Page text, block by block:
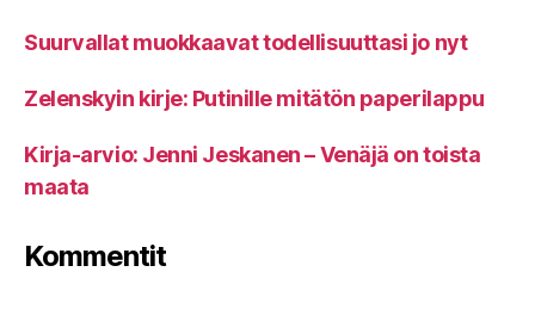
Suurvallat muokkaavat todellisuuttasi jo nyt
Zelenskyin kirje: Putinille mitätön paperilappu
Kirja-arvio: Jenni Jeskanen – Venäjä on toista
maata
Kommentit